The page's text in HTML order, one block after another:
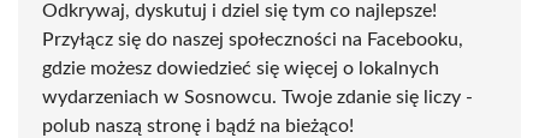
Odkrywaj, dyskutuj i dziel się tym co najlepsze!
Przyłącz się do naszej społeczności na Facebooku,
gdzie możesz dowiedzieć się więcej o lokalnych
wydarzeniach w Sosnowcu. Twoje zdanie się liczy -
polub naszą stronę i bądź na bieżąco!